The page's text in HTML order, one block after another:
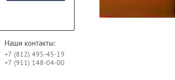
Наши контакты:
+7 (812) 495-45-19
+7 (911) 148-04-00